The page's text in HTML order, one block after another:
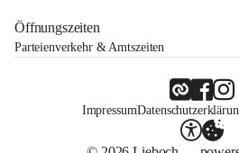
Öffnungszeiten
Parteienverkehr & Amtszeiten
Impressum